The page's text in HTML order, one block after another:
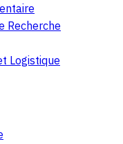
Recherche
Logistique